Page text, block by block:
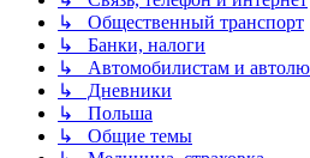
↳ Общественный транспорт
↳ Банки, налоги
↳ Автомобилистам и
↳ Дневники
↳ Польша
↳ Общие темы